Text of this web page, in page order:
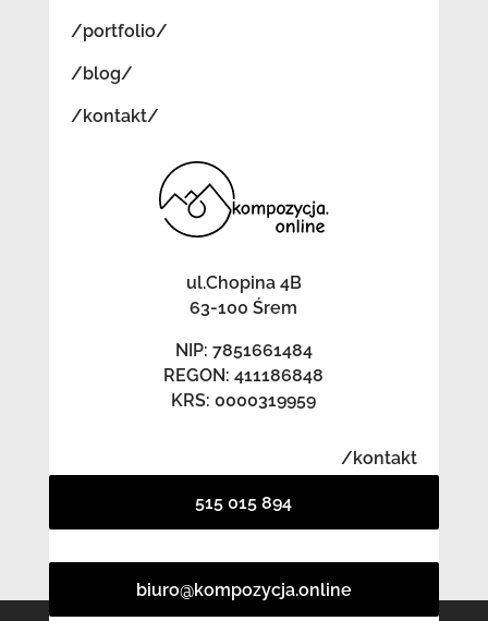
/portfolio/
/blog/
/kontakt/
ul.Chopina 4B
63-100 Śrem
NIP: 7851661484
REGON: 411186848
KRS: 0000319959
/kontakt
515 015 894
biuro@kompozycja.online